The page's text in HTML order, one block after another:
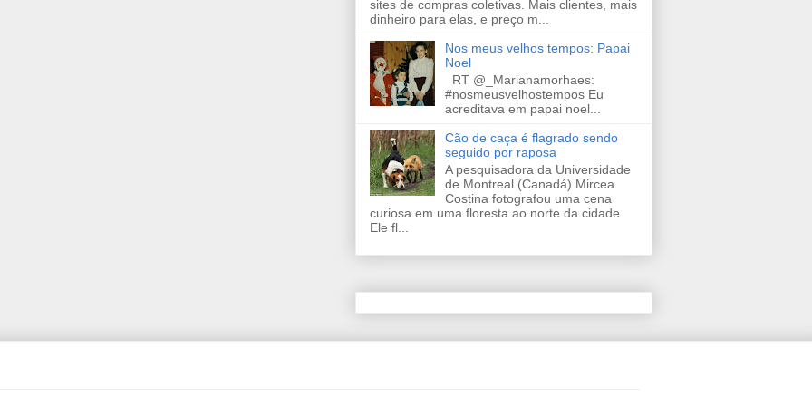
sites de compras coletivas. Mais clientes, mais
dinheiro para elas, e preço m...
Nos meus velhos tempos: Papai
Noel
RT @_Marianamorhaes:
#nosmeusvelhostempos Eu
acreditava em papai noel...
Cão de caça é flagrado sendo
seguido por raposa
A pesquisadora da Universidade
de Montreal (Canadá) Mircea
Costina fotografou uma cena
curiosa em uma floresta ao norte da cidade.
Ele fl...